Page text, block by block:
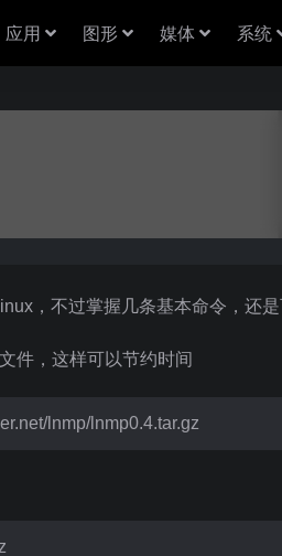
应用 图形 媒体 系统
，不过掌握几条基本命令，还
件，这样可以节约时间
lnmp/lnmp0.4.tar.gz